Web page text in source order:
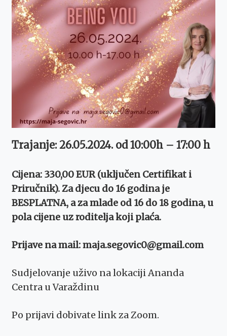
Trajanje: 26.05.2024. od 10:00h – 17:00 h
Cijena: 330,00 EUR (uključen Certifikat i
Priručnik). Za djecu do 16 godina je
BESPLATNA, a za mlade od 16 do 18 godina, u
pola cijene uz roditelja koji plaća.
Prijave na mail: maja.segovic0@gmail.com
Sudjelovanje uživo na lokaciji Ananda
Centra u Varaždinu
Po prijavi dobivate link za Zoom.